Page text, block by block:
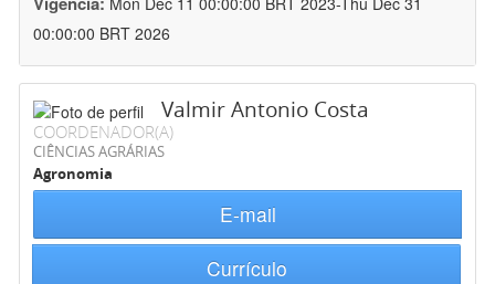
00:00:00 BRT 2026
Valmir Antonio Costa
COORDENADOR(A)
CIÊNCIAS AGRÁRIAS
Agronomia
E-mail
Currículo